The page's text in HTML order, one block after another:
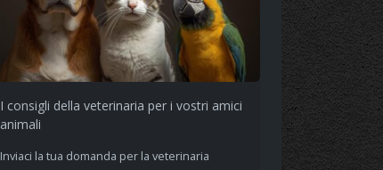
I consigli della veterinaria per i vostri amici
animali
Inviaci la tua domanda per la veterinaria